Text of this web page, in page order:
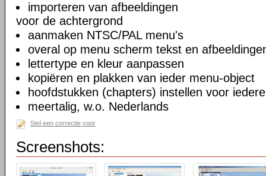
importeren van afbeeldingen
voor de achtergrond
aanmaken NTSC/PAL menu's
overal op menu scherm tekst en
lettertype en kleur aanpassen
kopiëren en plakken van ieder menu-object
hoofdstukken (chapters) instellen voor
meertalig, w.o. Nederlands
Stel een correctie voor
Screenshots: